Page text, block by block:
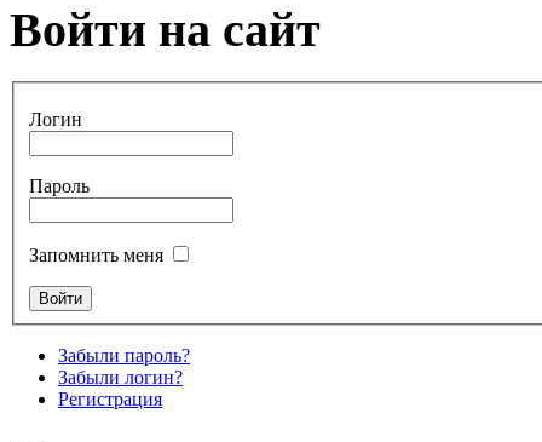
Войти на сайт
Логин
Пароль
Запомнить меня
Забыли пароль?
Забыли логин?
Регистрация